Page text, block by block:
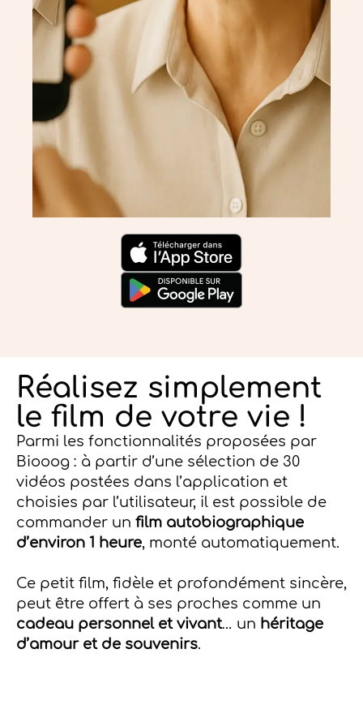
Réalisez simplement
le film de votre vie !
Parmi les fonctionnalités proposées par
Biooog : à partir d’une sélection de 30
vidéos postées dans l’application et
choisies par l’utilisateur, il est possible de
commander un film autobiographique
d’environ 1 heure, monté automatiquement.
Ce petit film, fidèle et profondément sincère,
peut être offert à ses proches comme un
cadeau personnel et vivant… un héritage
d’amour et de souvenirs.